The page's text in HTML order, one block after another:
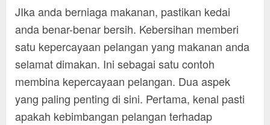
JIka anda berniaga makanan, pastikan kedai
anda benar-benar bersih. Kebersihan memberi
satu kepercayaan pelangan yang makanan anda
selamat dimakan. Ini sebagai satu contoh
membina kepercayaan pelangan. Dua aspek
yang paling penting di sini. Pertama, kenal pasti
apakah kebimbangan pelangan terhadap